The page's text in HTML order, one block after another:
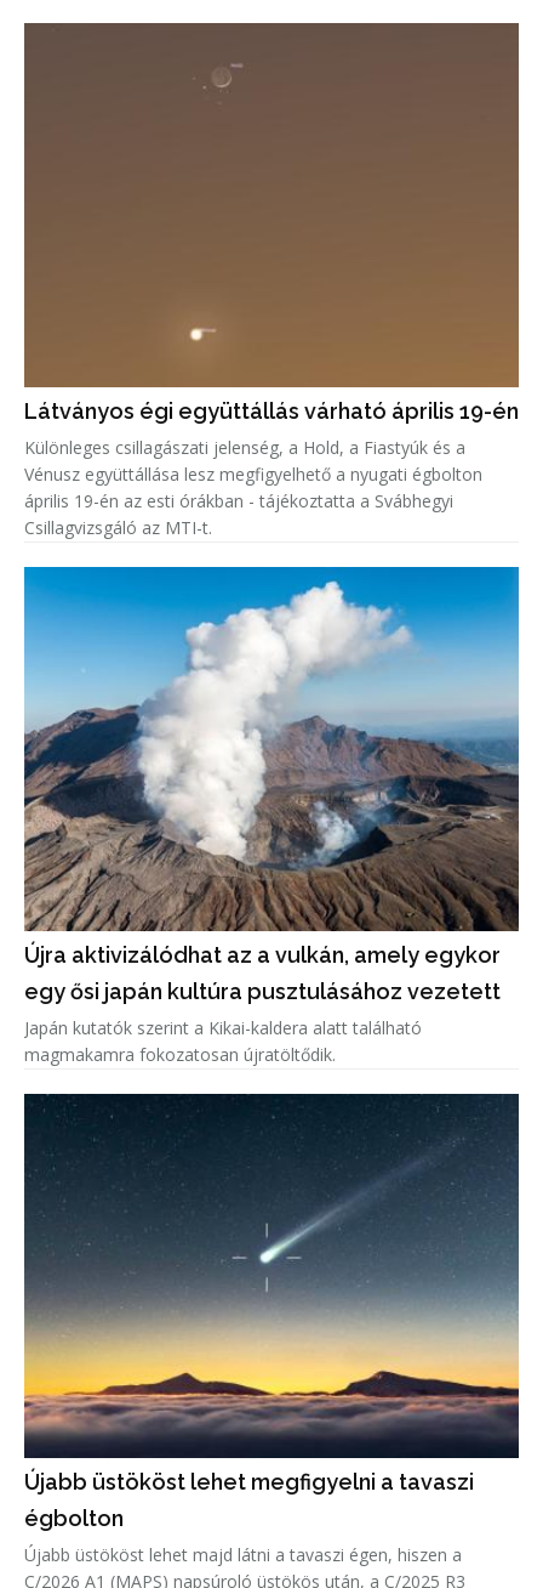
Látványos égi együttállás várható április 19-én
Különleges csillagászati jelenség, a Hold, a Fiastyúk és a
Vénusz együttállása lesz megfigyelhető a nyugati égbolton
április 19-én az esti órákban - tájékoztatta a Svábhegyi
Csillagvizsgáló az MTI-t.
Újra aktivizálódhat az a vulkán, amely egykor
egy ősi japán kultúra pusztulásához vezetett
Japán kutatók szerint a Kikai-kaldera alatt található
magmakamra fokozatosan újratöltődik.
Újabb üstököst lehet megfigyelni a tavaszi
égbolton
Újabb üstököst lehet majd látni a tavaszi égen, hiszen a
C/2026 A1 (MAPS) napsúroló üstökös után, a C/2025 R3